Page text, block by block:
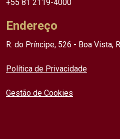
+55 81 2119-4000
Endereço
R. do Príncipe, 526 - Boa Vista,
Política de Privacidade
Gestão de Cookies